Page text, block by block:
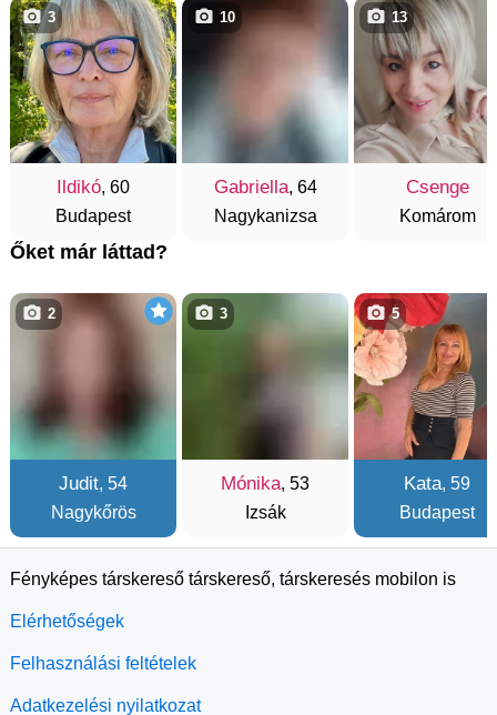
Ildikó, 60
Budapest
3
Gabriella, 64
Nagykanizsa
10
Csenge
Komárom
13
Őket már láttad?
Judit, 54
Nagykőrös
2
Mónika, 53
Izsák
3
Kata, 59
Budapest
5
Fényképes társkereső társkereső, társkeresés mobilon is
Elérhetőségek
Felhasználási feltételek
Adatkezelési nyilatkozat